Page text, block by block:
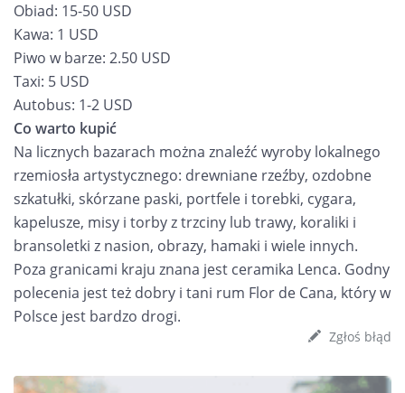
Obiad: 15-50 USD
Kawa: 1 USD
Piwo w barze: 2.50 USD
Taxi: 5 USD
Autobus: 1-2 USD
Co warto kupić
Na licznych bazarach można znaleźć wyroby lokalnego
rzemiosła artystycznego: drewniane rzeźby, ozdobne
szkatułki, skórzane paski, portfele i torebki, cygara,
kapelusze, misy i torby z trzciny lub trawy, koraliki i
bransoletki z nasion, obrazy, hamaki i wiele innych.
Poza granicami kraju znana jest ceramika Lenca. Godny
polecenia jest też dobry i tani rum Flor de Cana, który w
Polsce jest bardzo drogi.
Zgłoś błąd